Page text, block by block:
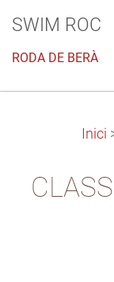
SWIM ROC
RODA DE BERÀ
Inici